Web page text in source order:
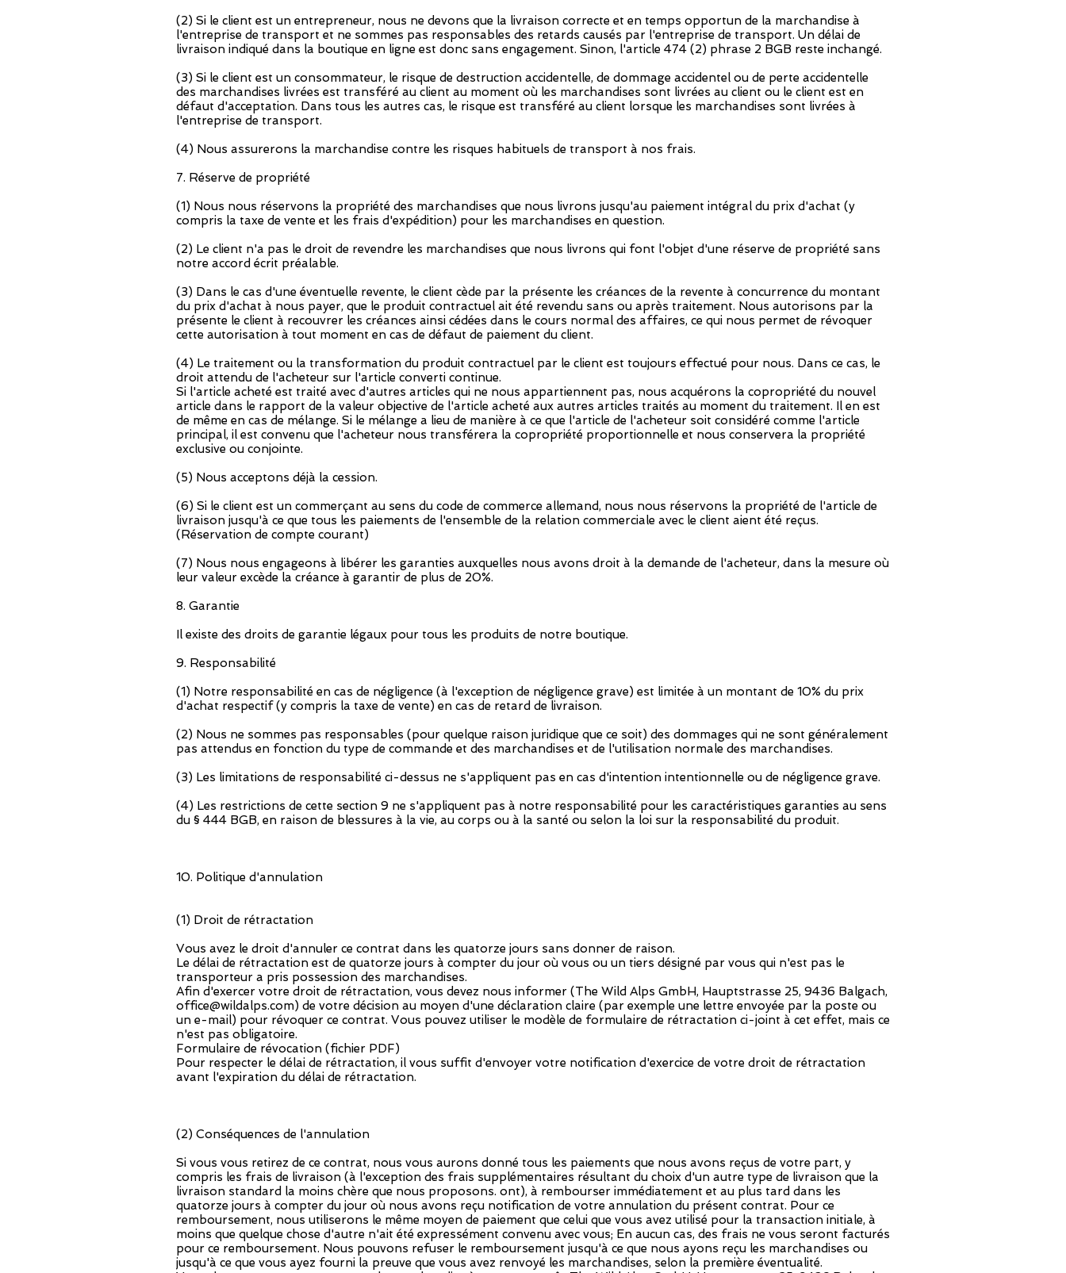
(2) Si le client est un entrepreneur, nous ne devons que la livraison correcte et en temps opportun de la marchandise à
l'entreprise de transport et ne sommes pas responsables des retards causés par l'entreprise de transport. Un délai de
livraison indiqué dans la boutique en ligne est donc sans engagement. Sinon, l'article 474 (2) phrase 2 BGB reste inchangé.
(3) Si le client est un consommateur, le risque de destruction accidentelle, de dommage accidentel ou de perte accidentelle
des marchandises livrées est transféré au client au moment où les marchandises sont livrées au client ou le client est en
défaut d'acceptation. Dans tous les autres cas, le risque est transféré au client lorsque les marchandises sont livrées à
l'entreprise de transport.
(4) Nous assurerons la marchandise contre les risques habituels de transport à nos frais.
7. Réserve de propriété
(1) Nous nous réservons la propriété des marchandises que nous livrons jusqu'au paiement intégral du prix d'achat (y
compris la taxe de vente et les frais d'expédition) pour les marchandises en question.
(2) Le client n'a pas le droit de revendre les marchandises que nous livrons qui font l'objet d'une réserve de propriété sans
notre accord écrit préalable.
(3) Dans le cas d'une éventuelle revente, le client cède par la présente les créances de la revente à concurrence du montant
du prix d'achat à nous payer, que le produit contractuel ait été revendu sans ou après traitement. Nous autorisons par la
présente le client à recouvrer les créances ainsi cédées dans le cours normal des affaires, ce qui nous permet de révoquer
cette autorisation à tout moment en cas de défaut de paiement du client.
(4) Le traitement ou la transformation du produit contractuel par le client est toujours effectué pour nous. Dans ce cas, le
droit attendu de l'acheteur sur l'article converti continue.
Si l'article acheté est traité avec d'autres articles qui ne nous appartiennent pas, nous acquérons la copropriété du nouvel
article dans le rapport de la valeur objective de l'article acheté aux autres articles traités au moment du traitement. Il en est
de même en cas de mélange. Si le mélange a lieu de manière à ce que l'article de l'acheteur soit considéré comme l'article
principal, il est convenu que l'acheteur nous transférera la copropriété proportionnelle et nous conservera la propriété
exclusive ou conjointe.
(5) Nous acceptons déjà la cession.
(6) Si le client est un commerçant au sens du code de commerce allemand, nous nous réservons la propriété de l'article de
livraison jusqu'à ce que tous les paiements de l'ensemble de la relation commerciale avec le client aient été reçus.
(Réservation de compte courant)
(7) Nous nous engageons à libérer les garanties auxquelles nous avons droit à la demande de l'acheteur, dans la mesure où
leur valeur excède la créance à garantir de plus de 20%.
8. Garantie
Il existe des droits de garantie légaux pour tous les produits de notre boutique.
9. Responsabilité
(1) Notre responsabilité en cas de négligence (à l'exception de négligence grave) est limitée à un montant de 10% du prix
d'achat respectif (y compris la taxe de vente) en cas de retard de livraison.
(2) Nous ne sommes pas responsables (pour quelque raison juridique que ce soit) des dommages qui ne sont généralement
pas attendus en fonction du type de commande et des marchandises et de l'utilisation normale des marchandises.
(3) Les limitations de responsabilité ci-dessus ne s'appliquent pas en cas d'intention intentionnelle ou de négligence grave.
(4) Les restrictions de cette section 9 ne s'appliquent pas à notre responsabilité pour les caractéristiques garanties au sens
du § 444 BGB, en raison de blessures à la vie, au corps ou à la santé ou selon la loi sur la responsabilité du produit.
10. Politique d'annulation
(1) Droit de rétractation
Vous avez le droit d'annuler ce contrat dans les quatorze jours sans donner de raison.
Le délai de rétractation est de quatorze jours à compter du jour où vous ou un tiers désigné par vous qui n'est pas le
transporteur a pris possession des marchandises.
Afin d'exercer votre droit de rétractation, vous devez nous informer (The Wild Alps GmbH, Hauptstrasse 25, 9436 Balgach,
office@wildalps.com) de votre décision au moyen d'une déclaration claire (par exemple une lettre envoyée par la poste ou
un e-mail) pour révoquer ce contrat. Vous pouvez utiliser le modèle de formulaire de rétractation ci-joint à cet effet, mais ce
n'est pas obligatoire.
Formulaire de révocation (fichier PDF)
Pour respecter le délai de rétractation, il vous suffit d'envoyer votre notification d'exercice de votre droit de rétractation
avant l'expiration du délai de rétractation.
(2) Conséquences de l'annulation
Si vous vous retirez de ce contrat, nous vous aurons donné tous les paiements que nous avons reçus de votre part, y
compris les frais de livraison (à l'exception des frais supplémentaires résultant du choix d'un autre type de livraison que la
livraison standard la moins chère que nous proposons. ont), à rembourser immédiatement et au plus tard dans les
quatorze jours à compter du jour où nous avons reçu notification de votre annulation du présent contrat. Pour ce
remboursement, nous utiliserons le même moyen de paiement que celui que vous avez utilisé pour la transaction initiale, à
moins que quelque chose d'autre n'ait été expressément convenu avec vous; En aucun cas, des frais ne vous seront facturés
pour ce remboursement. Nous pouvons refuser le remboursement jusqu'à ce que nous ayons reçu les marchandises ou
jusqu'à ce que vous ayez fourni la preuve que vous avez renvoyé les marchandises, selon la première éventualité.